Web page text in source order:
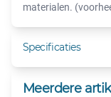
materialen.
Specificaties
Meerdere